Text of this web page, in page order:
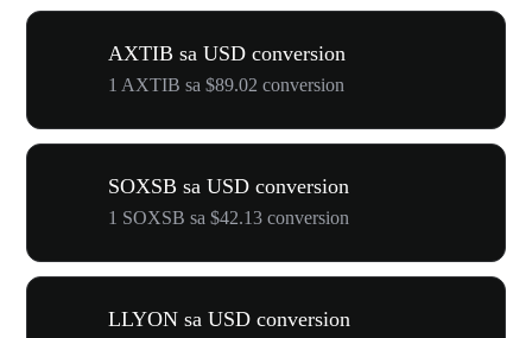
AXTIB sa USD conversion
1 AXTIB sa $89.02 conversion
SOXSB sa USD conversion
1 SOXSB sa $42.13 conversion
LLYON sa USD conversion